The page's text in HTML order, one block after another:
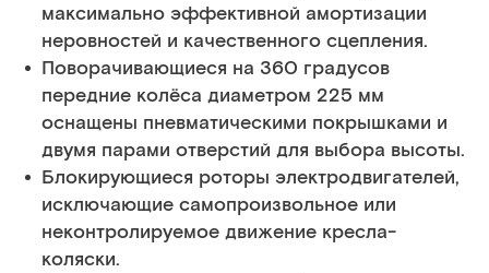
максимально эффективной амортизации
неровностей и качественного сцепления.
Поворачивающиеся на 360 градусов
передние колёса диаметром 225 мм
оснащены пневматическими покрышками и
двумя парами отверстий для выбора высоты.
Блокирующиеся роторы электродвигателей,
исключающие самопроизвольное или
неконтролируемое движение кресла-
коляски.